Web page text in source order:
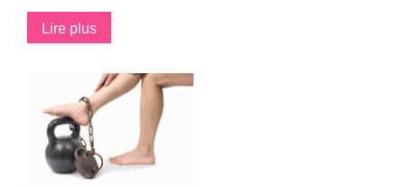
Lire plus